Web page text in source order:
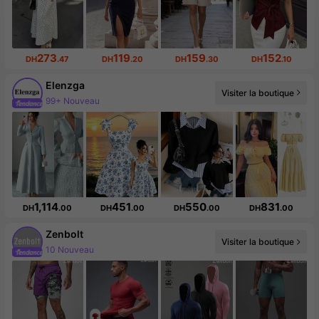
DH273.47 DH119.20 DH159.30 DH152.10
Elenzga
99+ Nouveau
Visiter la boutique
DH1,114.00 DH451.00 DH550.00 DH831.00
Zenbolt
10 Nouveau
Visiter la boutique